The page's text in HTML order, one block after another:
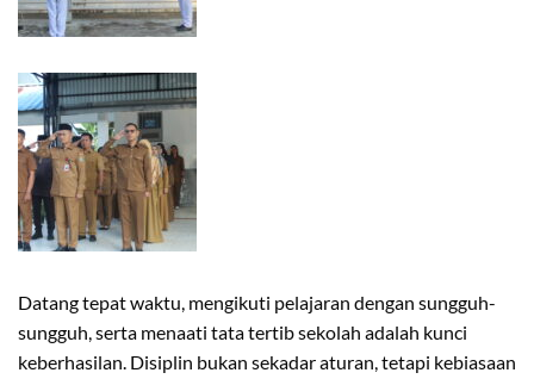
Datang tepat waktu, mengikuti pelajaran dengan sungguh-
sungguh, serta menaati tata tertib sekolah adalah kunci
keberhasilan. Disiplin bukan sekadar aturan, tetapi kebiasaan